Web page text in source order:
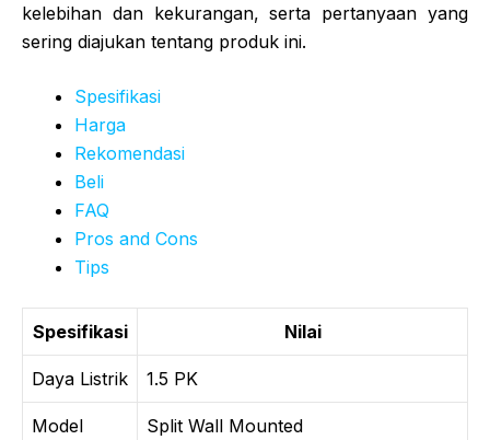
kelebihan dan kekurangan, serta pertanyaan yang
sering diajukan tentang produk ini.
Spesifikasi
Harga
Rekomendasi
Beli
FAQ
Pros and Cons
Tips
Spesifikasi Nilai
Daya Listrik 1.5 PK
Model Split Wall Mounted